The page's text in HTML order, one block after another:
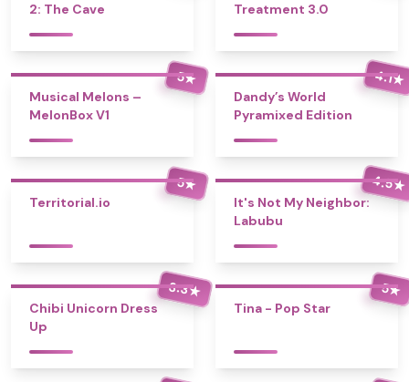
2: The Cave
Treatment 3.0
5★
Musical Melons –
MelonBox V1
4.1★
Dandy’s World
Pyramixed Edition
5★
Territorial.io
4.5★
It's Not My Neighbor:
Labubu
3.3★
Chibi Unicorn Dress
Up
5★
Tina - Pop Star